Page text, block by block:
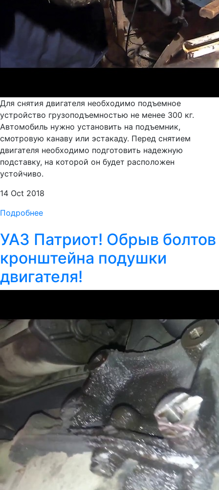
Для снятия двигателя необходимо подъемное
устройство грузоподъемностью не менее 300 кг.
Автомобиль нужно установить на подъемник,
смотровую канаву или эстакаду. Перед снятием
двигателя необходимо подготовить надежную
подставку, на которой он будет расположен
устойчиво.
14 Oct 2018
Подробнее
УАЗ Патриот! Обрыв болтов
кронштейна подушки
двигателя!